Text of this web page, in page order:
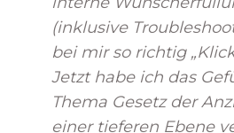
(inklusive
bei mir so richtig
Jetzt habe ich das
Thema Gesetz der
einer tieferen Ebene